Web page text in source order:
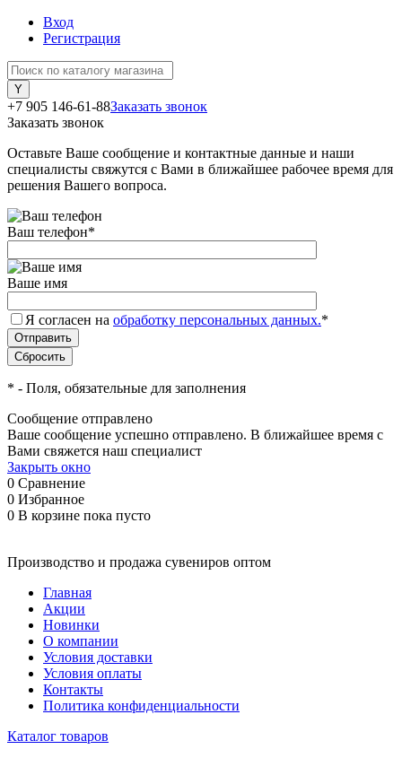
Вход
Регистрация
+7 905 146-61-88Заказать звонок
Заказать звонок
Оставьте Ваше сообщение и контактные данные и наши
специалисты свяжутся с Вами в ближайшее рабочее время для
решения Вашего вопроса.
Ваш телефон*
Ваше имя
Я согласен на обработку персональных данных.*
* - Поля, обязательные для заполнения
Сообщение отправлено
Ваше сообщение успешно отправлено. В ближайшее время с
Вами свяжется наш специалист
Закрыть окно
0 Сравнение
0 Избранное
0 В корзине пока пусто
Производство и продажа сувениров оптом
Главная
Акции
Новинки
О компании
Условия доставки
Условия оплаты
Контакты
Политика конфиденциальности
Каталог товаров